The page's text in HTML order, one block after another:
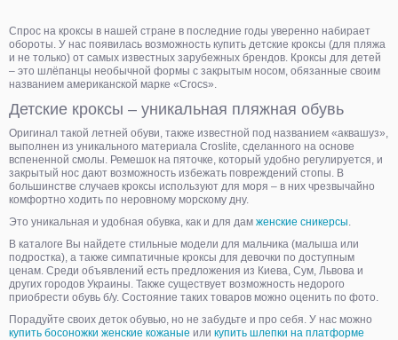
Спрос на кроксы в нашей стране в последние годы уверенно набирает
обороты. У нас появилась возможность купить детские кроксы (для пляжа
и не только) от самых известных зарубежных брендов. Кроксы для детей
– это шлёпанцы необычной формы с закрытым носом, обязанные своим
названием американской марке «Crocs».
Детские кроксы – уникальная пляжная обувь
Оригинал такой летней обуви, также известной под названием «аквашуз»,
выполнен из уникального материала Croslite, сделанного на основе
вспененной смолы. Ремешок на пяточке, который удобно регулируется, и
закрытый нос дают возможность избежать повреждений стопы. В
большинстве случаев кроксы используют для моря – в них чрезвычайно
комфортно ходить по неровному морскому дну.
Это уникальная и удобная обувка, как и для дам женские сникерсы.
В каталоге Вы найдете стильные модели для мальчика (малыша или
подростка), а также симпатичные кроксы для девочки по доступным
ценам. Среди объявлений есть предложения из Киева, Сум, Львова и
других городов Украины. Также существует возможность недорого
приобрести обувь б/у. Состояние таких товаров можно оценить по фото.
Порадуйте своих деток обувью, но не забудьте и про себя. У нас можно
купить босоножки женские кожаные или купить шлепки на платформе